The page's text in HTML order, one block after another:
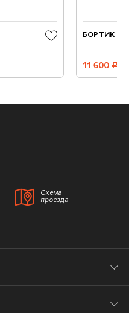
БОРТИК
11 600 руб.
Схема
проезда